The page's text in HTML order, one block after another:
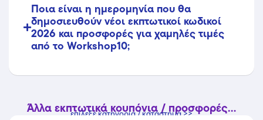
Ποια είναι η ημερομηνία που θα
δημοσιευθούν νέοι εκπτωτικοί κωδικοί
2026 και προσφορές για χαμηλές τιμές
από το Workshop10;
Άλλα εκπτωτικά κουπόνια / προσφορές...
επίλεξε κατηγορία / κατάστημα >>